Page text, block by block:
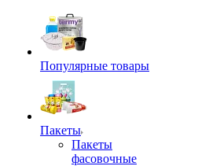
Популярные товары
Пакеты
Пакеты
фасовочные